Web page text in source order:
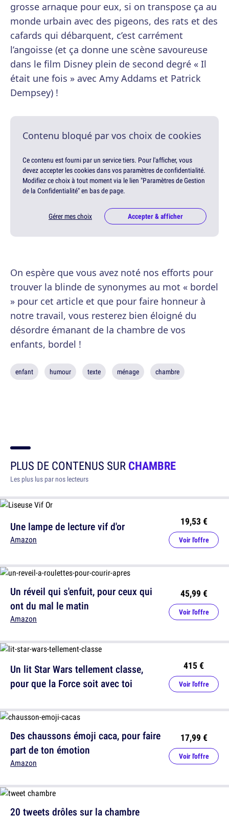
grosse arnaque pour eux, si on transpose ça au
monde urbain avec des pigeons, des rats et des
cafards qui débarquent, c’est carrément
l’angoisse (et ça donne une scène savoureuse
dans le film Disney plein de second degré « Il
était une fois » avec Amy Addams et Patrick
Dempsey) !
Contenu bloqué par vos choix de cookies
Ce contenu est fourni par un service tiers. Pour l'afficher, vous
devez accepter les cookies dans vos paramètres de confidentialité.
Modifiez ce choix à tout moment via le lien "Paramètres de Gestion
de la Confidentialité" en bas de page.
Gérer mes choix Accepter & afficher
On espère que vous avez noté nos efforts pour
trouver la blinde de synonymes au mot « bordel
» pour cet article et que pour faire honneur à
notre travail, vous resterez bien éloigné du
désordre émanant de la chambre de vos
enfants, bordel !
enfant humour texte ménage chambre
PLUS DE CONTENUS SURCHAMBRE
Les plus lus par nos lecteurs
Une lampe de lecture vif d'or
Amazon
19,53 €
Voir l'offre
Un lit Star Wars tellement classe,
pour que la Force soit avec toi
415 €
Voir l'offre
20 tweets drôles sur la chambre
Un réveil qui s'enfuit, pour ceux qui
ont du mal le matin
Amazon
45,99 €
Voir l'offre
Des chaussons émoji caca, pour faire
part de ton émotion
Amazon
17,99 €
Voir l'offre